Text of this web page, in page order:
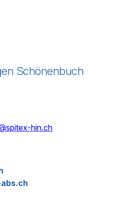
Schönenbuch
hin.ch